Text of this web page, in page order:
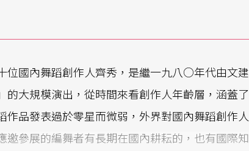
位國內舞蹈創作人齊秀，是繼一九八○年代由文建
的大規模演出，從時間來看創作人年齡層，涵蓋了
品發表過於零星而微弱，外界對國內舞蹈創作人
參展的編舞者有長期在國內耕耘的，也有國際知